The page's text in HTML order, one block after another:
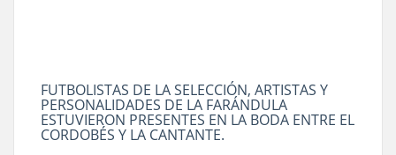
FUTBOLISTAS DE LA SELECCIÓN, ARTISTAS Y
PERSONALIDADES DE LA FARÁNDULA
ESTUVIERON PRESENTES EN LA BODA ENTRE EL
CORDOBÉS Y LA CANTANTE.